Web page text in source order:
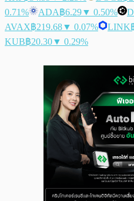
0.71%
ADA฿6.29▼ 0.50%
AVAX฿219.68▼ 0.07% LINK
KUB฿20.30▼ 0.29%